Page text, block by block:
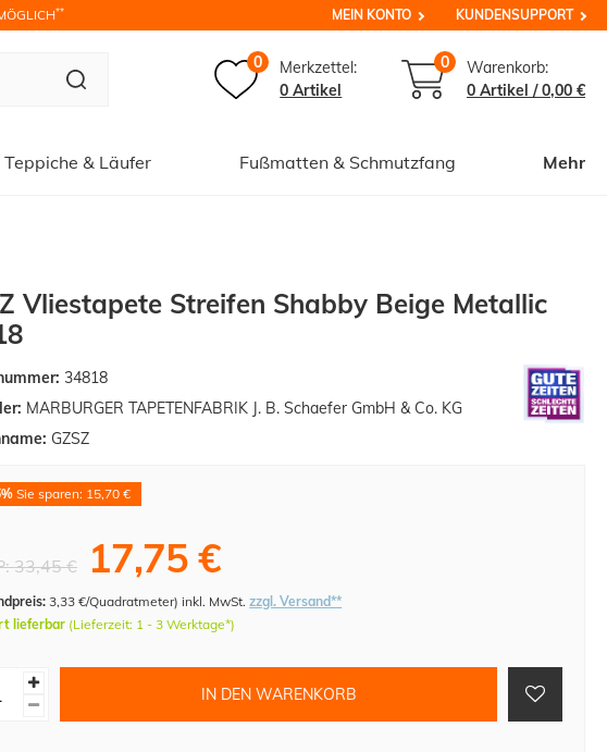
** MEIN KONTO KUNDENSUPPORT
0
Merkzettel:
0 Artikel
0
Warenkorb:
0 Artikel /0,00 €
Teppiche & Läufer Fußmatten & Schmutzfang Mehr
Vliestapete Streifen Shabby Beige Metallic
34818
MARBURGER TAPETENFABRIK J. B. Schaefer GmbH & Co. KG
GZSZ
Sie sparen: 15,70 €
33,45 € 17,75 €
3,33 €/Quadratmeter)inkl. MwSt.zzgl. Versand**
lieferbar (Lieferzeit: 1 - 3 Werktage*)
IN DEN WARENKORB